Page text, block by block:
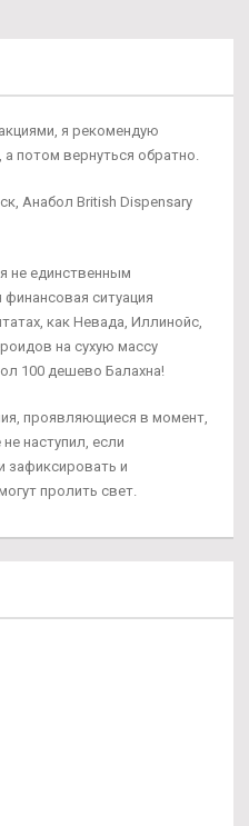
я рекомендую
потом вернуться обратно.
Анабол British Dispensary
не единственным
ситуация
как Невада, Иллинойс,
на сухую массу
100 дешево Балахна!
проявляющиеся в момент,
наступил, если
зафиксировать и
пролить свет.